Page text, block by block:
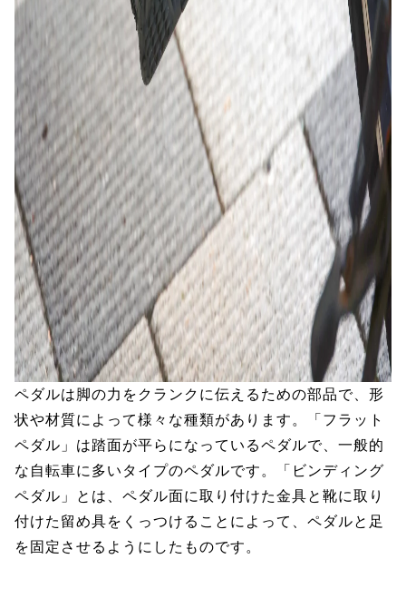
ペダルは脚の力をクランクに伝えるための部品で、形
状や材質によって様々な種類があります。「フラット
ペダル」は踏面が平らになっているペダルで、一般的
な自転車に多いタイプのペダルです。「ビンディング
ペダル」とは、ペダル面に取り付けた金具と靴に取り
付けた留め具をくっつけることによって、ペダルと足
を固定させるようにしたものです。